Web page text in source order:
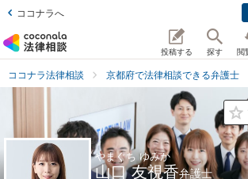
ココナラへ
投稿する 探す 閲
ココナラ法律相談 京都府で法律相談できる弁護士
やまぐち ゆみか
山口 友視香弁護士